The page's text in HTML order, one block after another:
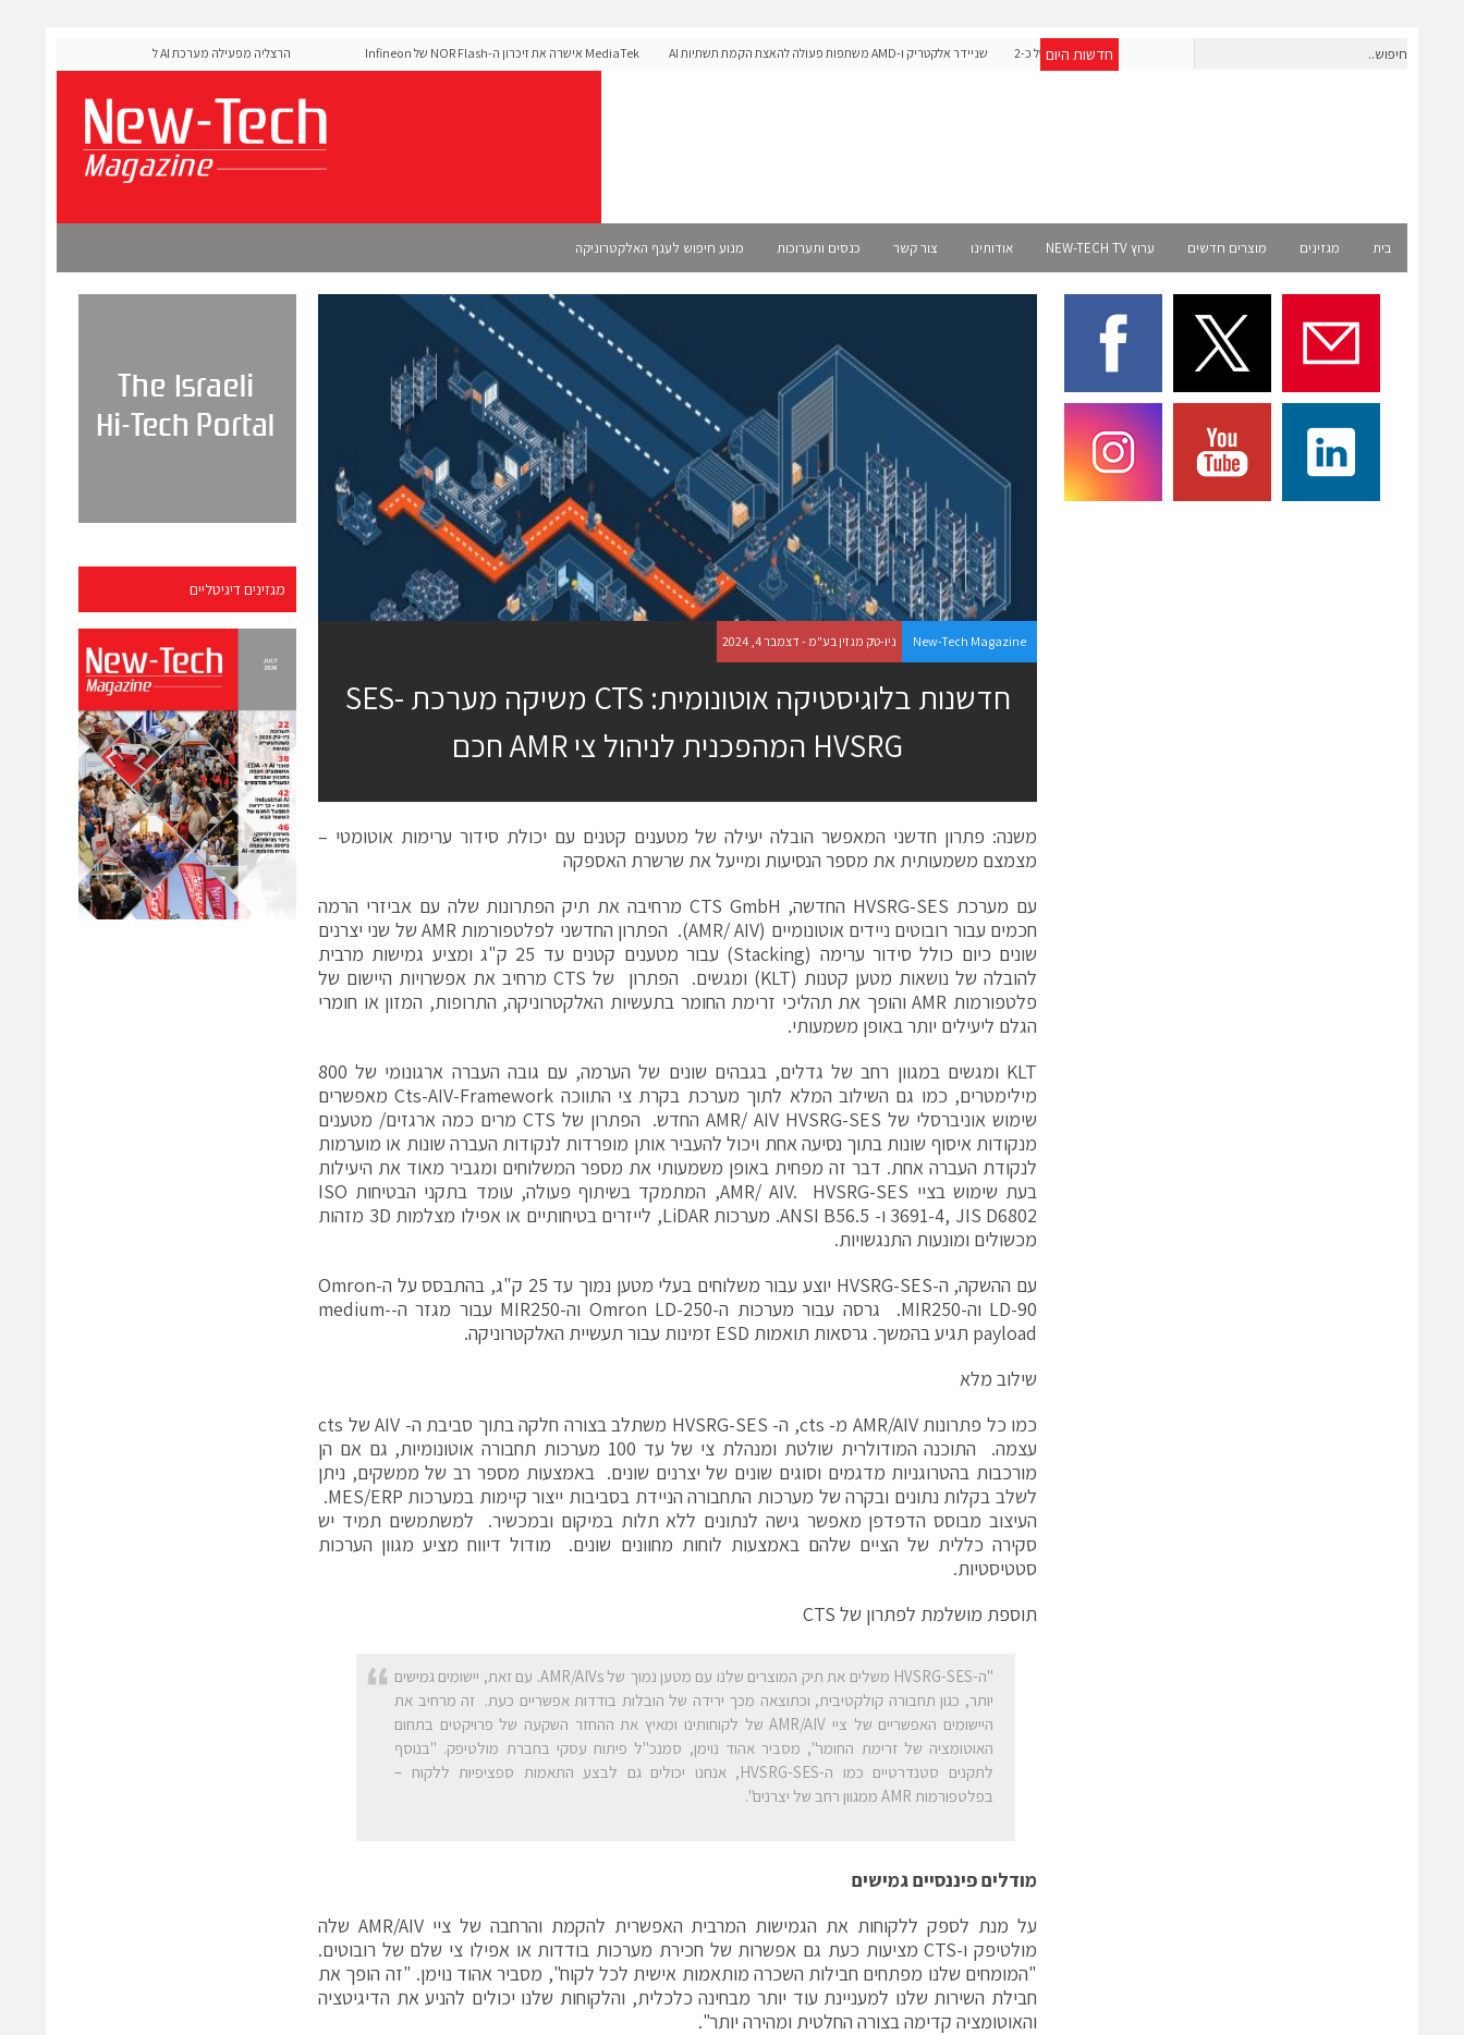
חדשות היום אפולו פאוור תקים עבור אמזון פרויקט סולארי בצרפת בהיקף של כ-2
שניידר אלקטריק ו-AMD משתפות פעולה להאצת הקמת תשתיות AI
MediaTek אישרה את זיכרון ה-NOR Flash של Infineon
הרצליה מפעילה מערכת AI לניהול אדפטיבי של רמזורים
בית מגזינים מוצרים חדשים ערוץ NEW-TECH TV אודותינו צור קשר כנסים ותערוכות מנוע חיפוש לענף האלקטרוניקה
מגזינים דיגיטליים
New-Tech Magazine ניו-טק מגזין בע"מ - דצמבר 4, 2024
חדשנות בלוגיסטיקה אוטונומית: CTS משיקה מערכת SES-
HVSRG המהפכנית לניהול צי AMR חכם
משנה: פתרון חדשני המאפשר הובלה יעילה של מטענים קטנים עם יכולת סידור ערימות אוטומטי –
מצמצם משמעותית את מספר הנסיעות ומייעל את שרשרת האספקה
עם מערכת HVSRG-SES החדשה, CTS GmbH מרחיבה את תיק הפתרונות שלה עם אביזרי הרמה
חכמים עבור רובוטים ניידים אוטונומיים (AMR/ AIV). הפתרון החדשני לפלטפורמות AMR של שני יצרנים
שונים כיום כולל סידור ערימה (Stacking) עבור מטענים קטנים עד 25 ק"ג ומציע גמישות מרבית
להובלה של נושאות מטען קטנות (KLT) ומגשים. הפתרון של CTS מרחיב את אפשרויות היישום של
פלטפורמות AMR והופך את תהליכי זרימת החומר בתעשיות האלקטרוניקה, התרופות, המזון או חומרי
הגלם ליעילים יותר באופן משמעותי.
KLT ומגשים במגוון רחב של גדלים, בגבהים שונים של הערמה, עם גובה העברה ארגונומי של 800
מילימטרים, כמו גם השילוב המלא לתוך מערכת בקרת צי התווכה Cts-AIV-Framework מאפשרים
שימוש אוניברסלי של AMR/ AIV HVSRG-SES החדש. הפתרון של CTS מרים כמה ארגזים/ מטענים
מנקודות איסוף שונות בתוך נסיעה אחת ויכול להעביר אותן מופרדות לנקודות העברה שונות או מוערמות
לנקודת העברה אחת. דבר זה מפחית באופן משמעותי את מספר המשלוחים ומגביר מאוד את היעילות
בעת שימוש בציי AMR/ AIV. HVSRG-SES, המתמקד בשיתוף פעולה, עומד בתקני הבטיחות ISO
3691-4, JIS D6802 ו- ANSI B56.5. מערכות LiDAR, לייזרים בטיחותיים או אפילו מצלמות 3D מזהות
מכשולים ומונעות התנגשויות.
עם ההשקה, ה-HVSRG-SES יוצע עבור משלוחים בעלי מטען נמוך עד 25 ק"ג, בהתבסס על ה-Omron
LD-90 וה-MIR250. גרסה עבור מערכות ה-Omron LD-250 וה-MIR250 עבור מגזר ה-medium-
payload תגיע בהמשך. גרסאות תואמות ESD זמינות עבור תעשיית האלקטרוניקה.
שילוב מלא
כמו כל פתרונות AMR/AIV מ- cts, ה- HVSRG-SES משתלב בצורה חלקה בתוך סביבת ה- AIV של cts
עצמה. התוכנה המודולרית שולטת ומנהלת צי של עד 100 מערכות תחבורה אוטונומיות, גם אם הן
מורכבות בהטרוגניות מדגמים וסוגים שונים של יצרנים שונים. באמצעות מספר רב של ממשקים, ניתן
לשלב בקלות נתונים ובקרה של מערכות התחבורה הניידת בסביבות ייצור קיימות במערכות MES/ERP.
העיצוב מבוסס הדפדפן מאפשר גישה לנתונים ללא תלות במיקום ובמכשיר. למשתמשים תמיד יש
סקירה כללית של הציים שלהם באמצעות לוחות מחוונים שונים. מודול דיווח מציע מגוון הערכות
סטטיסטיות.
תוספת מושלמת לפתרון של CTS
"ה-HVSRG-SES משלים את תיק המוצרים שלנו עם מטען נמוך של AMR/AIVs. עם זאת, יישומים גמישים
יותר, כגון תחבורה קולקטיבית, וכתוצאה מכך ירידה של הובלות בודדות אפשריים כעת. זה מרחיב את
היישומים האפשריים של ציי AMR/AIV של לקוחותינו ומאיץ את ההחזר השקעה של פרויקטים בתחום
האוטומציה של זרימת החומר", מסביר אהוד נוימן, סמנכ"ל פיתוח עסקי בחברת מולטיפק. "בנוסף
לתקנים סטנדרטיים כמו ה-HVSRG-SES, אנחנו יכולים גם לבצע התאמות ספציפיות ללקוח –
בפלטפורמות AMR ממגוון רחב של יצרנים".
מודלים פיננסיים גמישים
על מנת לספק ללקוחות את הגמישות המרבית האפשרית להקמת והרחבה של ציי AMR/AIV שלה
מולטיפק ו-CTS מציעות כעת גם אפשרות של חכירת מערכות בודדות או אפילו צי שלם של רובוטים.
"המומחים שלנו מפתחים חבילות השכרה מותאמות אישית לכל לקוח", מסביר אהוד נוימן. "זה הופך את
חבילת השירות שלנו למעניינת עוד יותר מבחינה כלכלית, והלקוחות שלנו יכולים להניע את הדיגיטציה
והאוטומציה קדימה בצורה החלטית ומהירה יותר".